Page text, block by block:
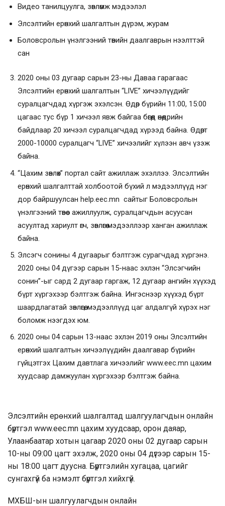
Видео танилцуулга, зөвлөмж мэдээлэл
Элсэлтийн ерөнхий шалгалтын дүрэм, журам
Боловсролын үнэлгээний төвийн даалгаврын нээлттэй
сан
2020 оны 03 дугаар сарын 23-ны Даваа гарагаас
Элсэлтийн ерөнхий шалгалтын “LIVE” хичээлүүдийг
суралцагчдад хүргэж эхэлсэн. Өдөр бүрийн 11:00, 15:00
цагаас тус бүр 1 хичээл явж байгаа бөгөөд өнөөдрийн
байдлаар 20 хичээл суралцагчдад хүрээд байна. Өдөрт
2000-10000 суралцагч “LIVE” хичээлийг хүлээн авч үзэж
байна.
“Цахим зөвлөх” портал сайт ажиллаж эхэллээ. Элсэлтийн
ерөнхий шалгалттай холбоотой бүхий л мэдээллүүд нэг
дор байршуулсан help.eec.mn сайтыг Боловсролын
үнэлгээний төвөөс ажиллуулж, суралцагчдын асуусан
асуултад хариулт өгч, зөвлөгөө мэдээллээр ханган ажиллаж
байна.
Элсэгч сонины 4 дугаарыг бэлтгэж сурагчдад хүргэнэ.
2020 оны 04 дүгээр сарын 15-наас эхлэн “Элсэгчийн
сонин”-ыг сард 2 дугаар гаргаж, 12 дугаар ангийн хүүхэд
бүрт хүргэхээр бэлтгэж байна. Ингэснээр хүүхэд бүрт
шаардлагатай зөвлөгөө, мэдээллүүд цаг алдалгүй хүрэх нэг
боломж нээгдэх юм.
2020 оны 04 сарын 13-наас эхлэн 2019 оны Элсэлтийн
ерөнхий шалгалтын хичээлүүдийн даалгавар бүрийн
гүйцэтгэх Цахим давтлага хичээлийг www.eec.mn цахим
хуудсаар дамжуулан хүргэхээр бэлтгэж байна.
Элсэлтийн ерөнхий шалгалтад шалгуулагчдын онлайн
бүртгэл www.eec.mn цахим хуудсаар, орон даяар,
Улаанбаатар хотын цагаар 2020 оны 02 дугаар сарын
10-ны 09:00 цагт эхэлж, 2020 оны 04 дүгээр сарын 15-
ны 18:00 цагт дуусна. Бүртгэлийн хугацаа, цагийг
сунгахгүй ба нэмэлт бүртгэл хийхгүй.
МХБШ-ын шалгуулагчдын онлайн